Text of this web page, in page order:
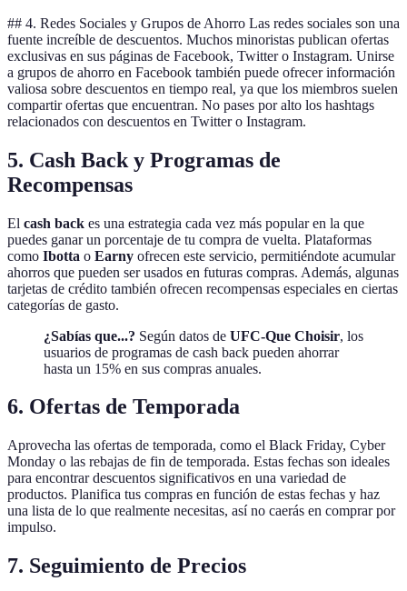
## 4. Redes Sociales y Grupos de Ahorro Las redes sociales son una
fuente increíble de descuentos. Muchos minoristas publican ofertas
exclusivas en sus páginas de Facebook, Twitter o Instagram. Unirse
a grupos de ahorro en Facebook también puede ofrecer información
valiosa sobre descuentos en tiempo real, ya que los miembros suelen
compartir ofertas que encuentran. No pases por alto los hashtags
relacionados con descuentos en Twitter o Instagram.
5. Cash Back y Programas de
Recompensas
El cash back es una estrategia cada vez más popular en la que
puedes ganar un porcentaje de tu compra de vuelta. Plataformas
como Ibotta o Earny ofrecen este servicio, permitiéndote acumular
ahorros que pueden ser usados en futuras compras. Además, algunas
tarjetas de crédito también ofrecen recompensas especiales en ciertas
categorías de gasto.
¿Sabías que...? Según datos de UFC-Que Choisir, los
usuarios de programas de cash back pueden ahorrar
hasta un 15% en sus compras anuales.
6. Ofertas de Temporada
Aprovecha las ofertas de temporada, como el Black Friday, Cyber
Monday o las rebajas de fin de temporada. Estas fechas son ideales
para encontrar descuentos significativos en una variedad de
productos. Planifica tus compras en función de estas fechas y haz
una lista de lo que realmente necesitas, así no caerás en comprar por
impulso.
7. Seguimiento de Precios